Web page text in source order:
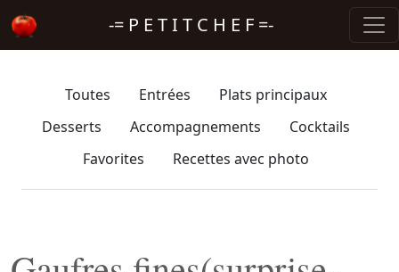
-= P E T I T C H E F =-
Toutes Entrées
Plats principaux
Desserts
Accompagnements
Cocktails
Favorites
Recettes avec photo